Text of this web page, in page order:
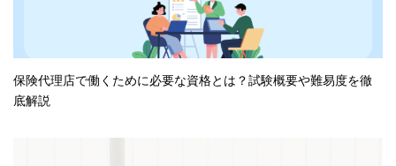
保険代理店で働くために必要な資格とは？試験概要や難易度を徹
底解説